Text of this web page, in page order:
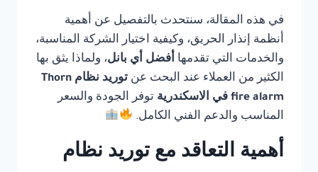
في هذه المقالة، سنتحدث بالتفصيل عن أهمية
أنظمة إنذار الحريق، وكيفية اختيار الشركة المناسبة،
والخدمات التي تقدمها أفضل أي بانل، ولماذا يثق بها
الكثير من العملاء عند البحث عن
توريد نظام Thorn
fire alarm في الاسكندرية
توفر الجودة والسعر
المناسب والدعم الفني الكامل.
أهمية التعاقد مع توريد نظام